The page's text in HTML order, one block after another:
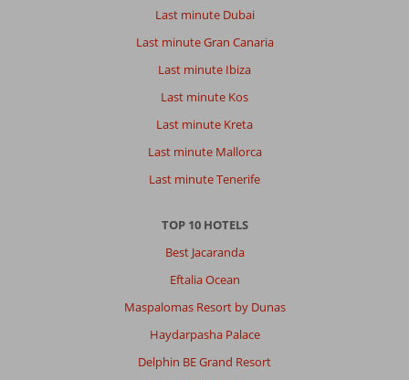
Last minute Dubai
Last minute Gran Canaria
Last minute Ibiza
Last minute Kos
Last minute Kreta
Last minute Mallorca
Last minute Tenerife
TOP 10 HOTELS
Best Jacaranda
Eftalia Ocean
Maspalomas Resort by Dunas
Haydarpasha Palace
Delphin BE Grand Resort